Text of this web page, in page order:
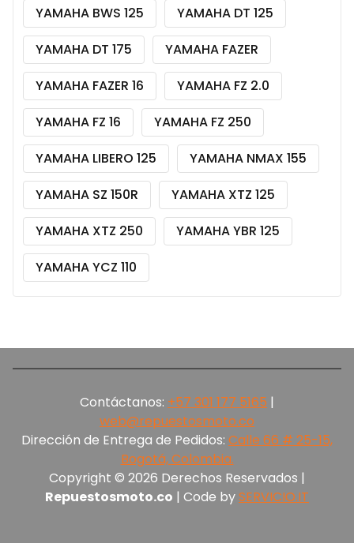
YAMAHA BWS 125
YAMAHA DT 125
YAMAHA DT 175
YAMAHA FAZER
YAMAHA FAZER 16
YAMAHA FZ 2.0
YAMAHA FZ 16
YAMAHA FZ 250
YAMAHA LIBERO 125
YAMAHA NMAX 155
YAMAHA SZ 150R
YAMAHA XTZ 125
YAMAHA XTZ 250
YAMAHA YBR 125
YAMAHA YCZ 110
Contáctanos: +57 301 177 5165‬ |
web@repuestosmoto.co
Dirección de Entrega de Pedidos: Calle 66 # 25-15,
Bogotá, Colombia.
Copyright © 2026 Derechos Reservados |
Repuestosmoto.co | Code bySERVICIO.IT